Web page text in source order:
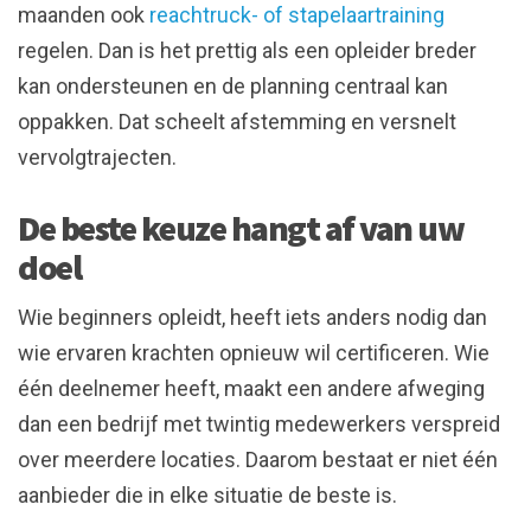
maanden ook reachtruck- of stapelaartraining
regelen. Dan is het prettig als een opleider breder
kan ondersteunen en de planning centraal kan
oppakken. Dat scheelt afstemming en versnelt
vervolgtrajecten.
De beste keuze hangt af van uw
doel
Wie beginners opleidt, heeft iets anders nodig dan
wie ervaren krachten opnieuw wil certificeren. Wie
één deelnemer heeft, maakt een andere afweging
dan een bedrijf met twintig medewerkers verspreid
over meerdere locaties. Daarom bestaat er niet één
aanbieder die in elke situatie de beste is.